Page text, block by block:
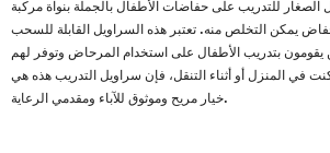
للتدريب على حفاضات الأطفال بالجملة بنواة مركبة
يمكن التخلص منه. تعتبر هذه السراويل القابلة للسحب
يقومون بتدريب الأطفال على استخدام المرحاض وتوفر لهم
في المنزل أو أثناء التنقل، فإن سراويل التدريب هذه هي
خيار مريح وموثوق للآباء ومقدمي الرعاية.